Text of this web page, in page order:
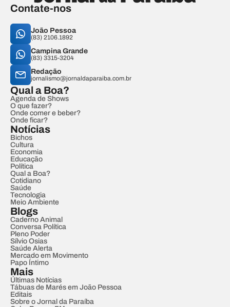
Contate-nos
João Pessoa
(83) 2106.1892
Campina Grande
(83) 3315-3204
Redação
jornalismo@jornaldaparaiba.com.br
Qual a Boa?
Agenda de Shows
O que fazer?
Onde comer e beber?
Onde ficar?
Notícias
Bichos
Cultura
Economia
Educação
Política
Qual a Boa?
Cotidiano
Saúde
Tecnologia
Meio Ambiente
Blogs
Caderno Animal
Conversa Política
Pleno Poder
Sílvio Osias
Saúde Alerta
Mercado em Movimento
Papo Íntimo
Mais
Últimas Notícias
Tábuas de Marés em João Pessoa
Editais
Sobre o Jornal da Paraíba